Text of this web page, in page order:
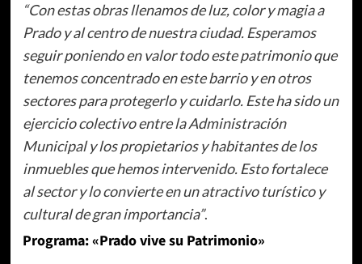
“Con estas obras llenamos de luz, color y magia a
Prado y al centro de nuestra ciudad. Esperamos
seguir poniendo en valor todo este patrimonio que
tenemos concentrado en este barrio y en otros
sectores para protegerlo y cuidarlo. Este ha sido un
ejercicio colectivo entre la Administración
Municipal y los propietarios y habitantes de los
inmuebles que hemos intervenido. Esto fortalece
al sector y lo convierte en un atractivo turístico y
cultural de gran importancia”.
Programa: «Prado vive su Patrimonio»